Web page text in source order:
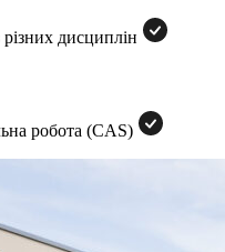
дисциплін
робота (CAS)